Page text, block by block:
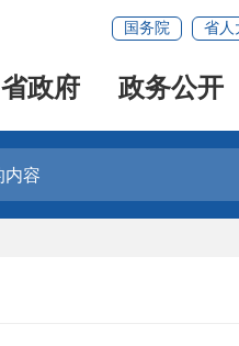
国务院 省人
省政府 政务公开